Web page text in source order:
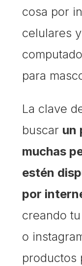
cosa por
celulares
para
La clave
buscar un
muchas
estén
por
creando
o
productos